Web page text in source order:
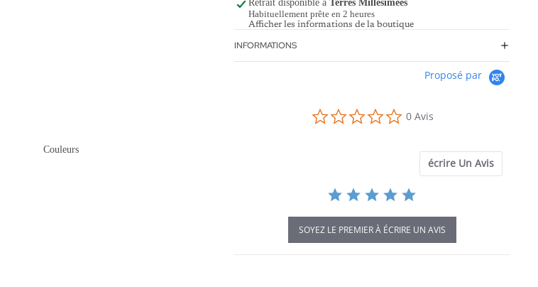
Couleurs
Retrait disponible à Terres Millésimées
Habituellement prête en 2 heures
Afficher les informations de la boutique
INFORMATIONS
Proposé par
0.0
star
0 Avis
écrire Un Avis
SOYEZ LE PREMIER À ÉCRIRE UN AVIS